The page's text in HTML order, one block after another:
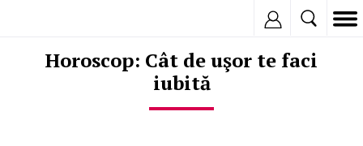
Horoscop: Cât de uşor te faci
iubită